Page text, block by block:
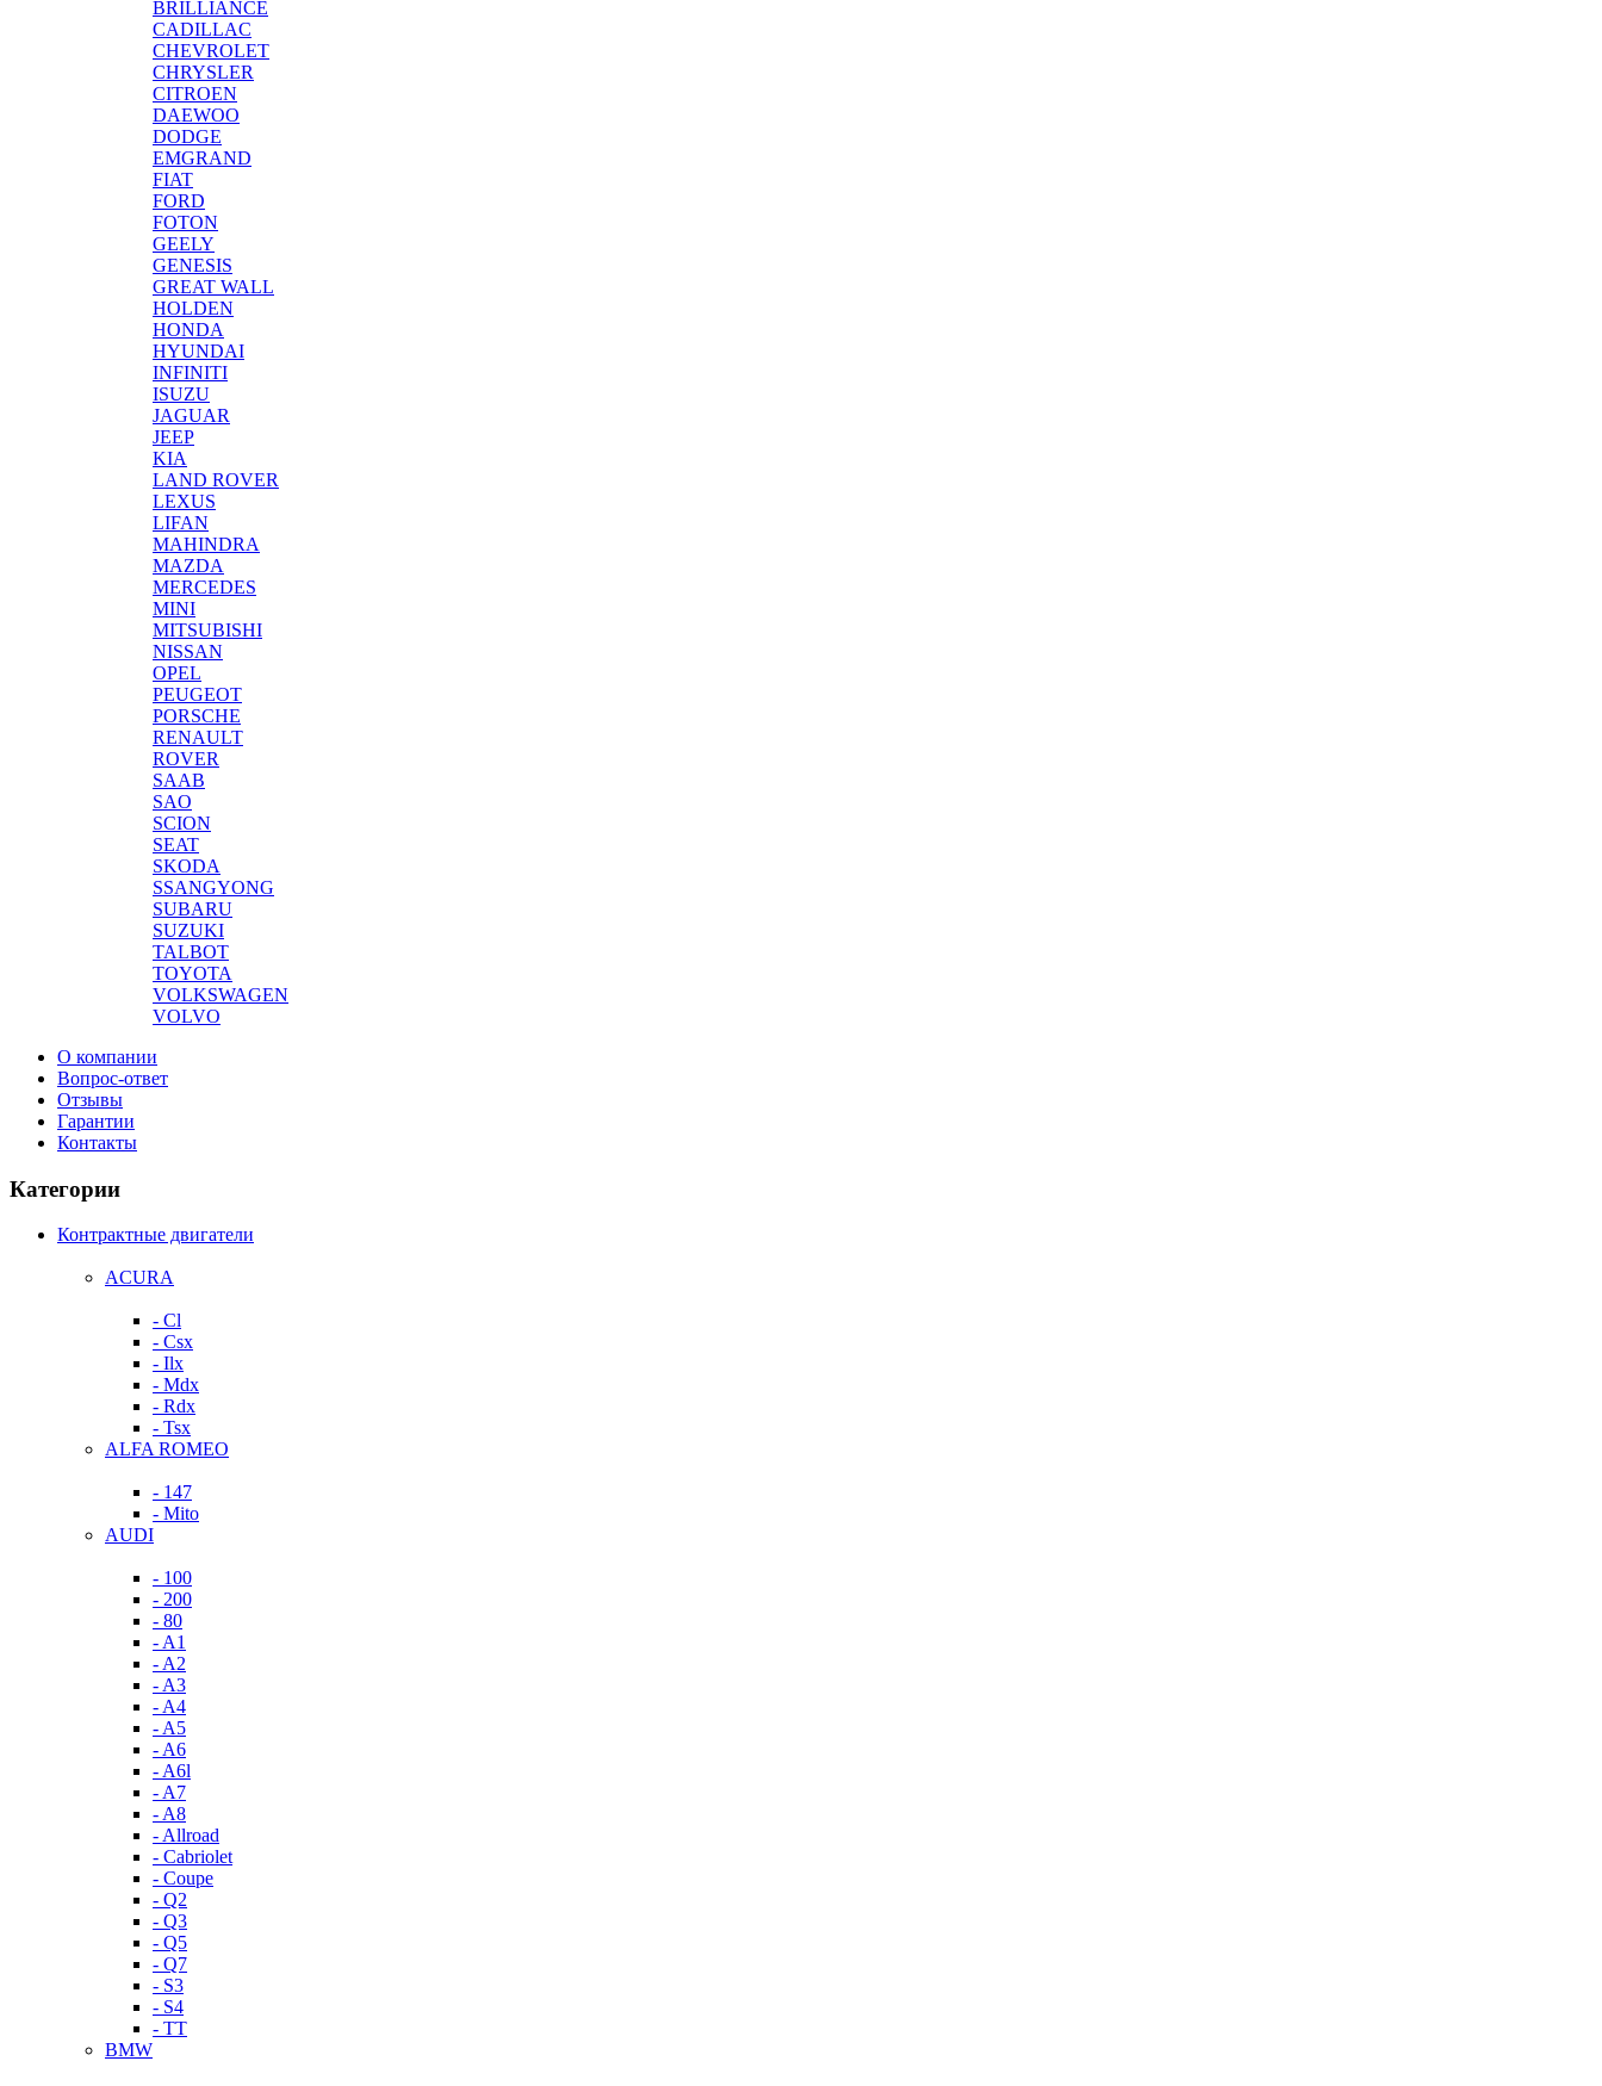
BRILLIANCE
CADILLAC
CHEVROLET
CHRYSLER
CITROEN
DAEWOO
DODGE
EMGRAND
FIAT
FORD
FOTON
GEELY
GENESIS
GREAT WALL
HOLDEN
HONDA
HYUNDAI
INFINITI
ISUZU
JAGUAR
JEEP
KIA
LAND ROVER
LEXUS
LIFAN
MAHINDRA
MAZDA
MERCEDES
MINI
MITSUBISHI
NISSAN
OPEL
PEUGEOT
PORSCHE
RENAULT
ROVER
SAAB
SAO
SCION
SEAT
SKODA
SSANGYONG
SUBARU
SUZUKI
TALBOT
TOYOTA
VOLKSWAGEN
VOLVO
О компании
Вопрос-ответ
Отзывы
Гарантии
Контакты
Категории
Контрактные двигатели
ACURA
- Cl
- Csx
- Ilx
- Mdx
- Rdx
- Tsx
ALFA ROMEO
- 147
- Mito
AUDI
- 100
- 200
- 80
- A1
- A2
- A3
- A4
- A5
- A6
- A6l
- A7
- A8
- Allroad
- Cabriolet
- Coupe
- Q2
- Q3
- Q5
- Q7
- S3
- S4
- TT
BMW